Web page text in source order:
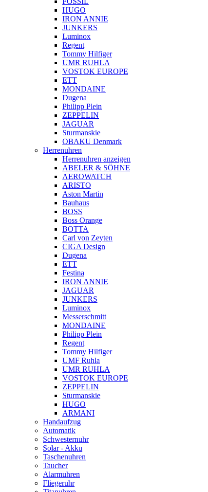
HUGO
IRON ANNIE
JUNKERS
Luminox
Regent
Tommy Hilfiger
UMR RUHLA
VOSTOK EUROPE
ETT
MONDAINE
Dugena
Philipp Plein
ZEPPELIN
JAGUAR
Sturmanskie
OBAKU Denmark
Herrenuhren
Herrenuhren anzeigen
ABELER & SÖHNE
AEROWATCH
ARISTO
Aston Martin
Bauhaus
BOSS
Boss Orange
BOTTA
Carl von Zeyten
CIGA Design
Dugena
ETT
Festina
IRON ANNIE
JAGUAR
JUNKERS
Luminox
Messerschmitt
MONDAINE
Philipp Plein
Regent
Tommy Hilfiger
UMF Ruhla
UMR RUHLA
VOSTOK EUROPE
ZEPPELIN
Sturmanskie
HUGO
ARMANI
Handaufzug
Automatik
Schwesternuhr
Solar - Akku
Taschenuhren
Taucher
Alarmuhren
Fliegeruhr